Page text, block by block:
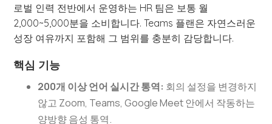
로벌 인력 전반에서 운영하는 HR 팀은 보통 월
2,000~5,000분을 소비합니다. Teams 플랜은 자연스러운
성장 여유까지 포함해 그 범위를 충분히 감당합니다.
핵심 기능
200개 이상 언어 실시간 통역: 회의 설정을 변경하지
않고 Zoom, Teams, Google Meet 안에서 작동하는
양방향 음성 통역.